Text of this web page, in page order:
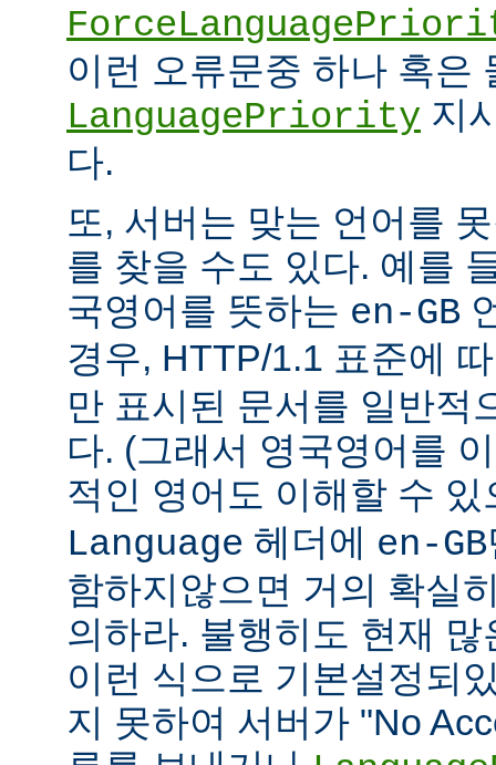
이런 오류문중 하나 혹은
LanguagePriority 지
다.
또, 서버는 맞는 언어를
를 찾을 수도 있다. 예를
국영어를 뜻하는 en-GB
경우, HTTP/1.1 표준에
만 표시된 문서를 일반적
다. (그래서 영국영어를
적인 영어도 이해할 수
Language 헤더에 en-GB
함하지않으면 거의 확실
의하라. 불행히도 현재
이런 식으로 기본설정되
지 못하여 서버가 "No